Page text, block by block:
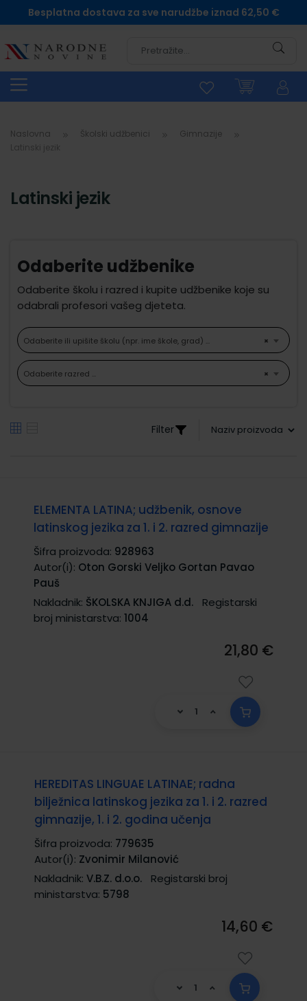
Besplatna dostava za sve narudžbe iznad 62,50 €
Naslovna Školski udžbenici
Gimnazije
Latinski jezik
Odaberite udžbenike
Odaberite školu i razred i kupite udžbenike koje su
odabrali profesori vašeg djeteta.
×
Odaberite ili upišite školu (npr. ime škole, grad) ...
×
Odaberite razred ...
Filter
ELEMENTA LATINA; udžbenik, osnove
latinskog jezika za 1. i 2. razred gimnazije
Šifra proizvoda: 928963
Autor(i): Oton Gorski Veljko Gortan Pavao
Pauš
Nakladnik: ŠKOLSKA KNJIGA d.d.
Registarski
broj ministarstva: 1004
21,80 €
HEREDITAS LINGUAE LATINAE; radna
bilježnica latinskog jezika za 1. i 2. razred
gimnazije, 1. i 2. godina učenja
Šifra proizvoda: 779635
Autor(i): Zvonimir Milanović
Nakladnik: V.B.Z. d.o.o.
Registarski broj
ministarstva: 5798
14,60 €